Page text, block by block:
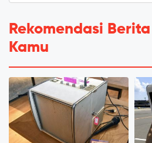
Rekomendasi
Kamu